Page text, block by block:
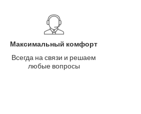
Максимальный комфорт
Всегда на связи и решаем
любые вопросы